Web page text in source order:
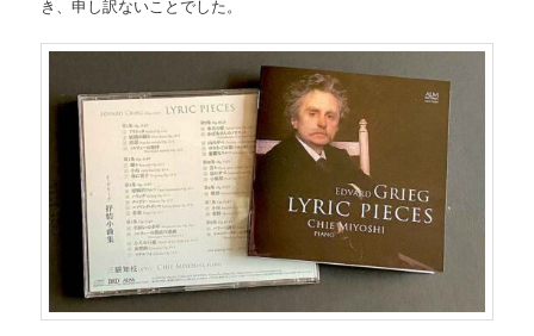
き、申し訳ないことでした。